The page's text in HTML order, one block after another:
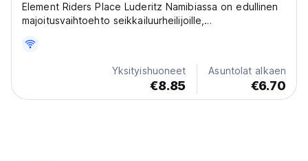
Element Riders Place Luderitz Namibiassa on edullinen
majoitusvaihtoehto seikkailuurheilijoille,
Yksityishuoneet
€8.85
Asuntolat alkaen
€6.70